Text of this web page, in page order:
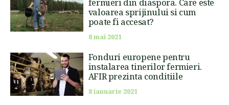
fermieri din diaspora. Care este
valoarea sprijinului si cum
poate fi accesat?
8 mai 2021
Fonduri europene pentru
instalarea tinerilor fermieri.
AFIR prezinta conditiile
8 ianuarie 2021